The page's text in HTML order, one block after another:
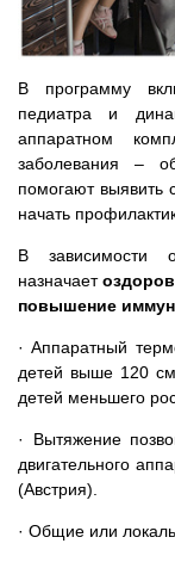
В программу
педиатра и
аппаратном
заболевания –
помогают выявить
начать
В зависимости
назначает
повышение
· Аппаратный
детей выше 120
детей меньшего
· Вытяжение
двигательного
(Австрия).
· Общие или